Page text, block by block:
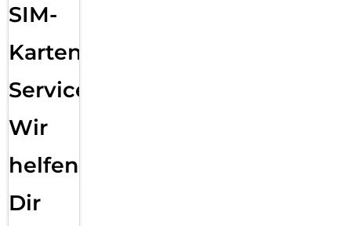
SIM-
Karten
Service:
Wir
helfen
Dir